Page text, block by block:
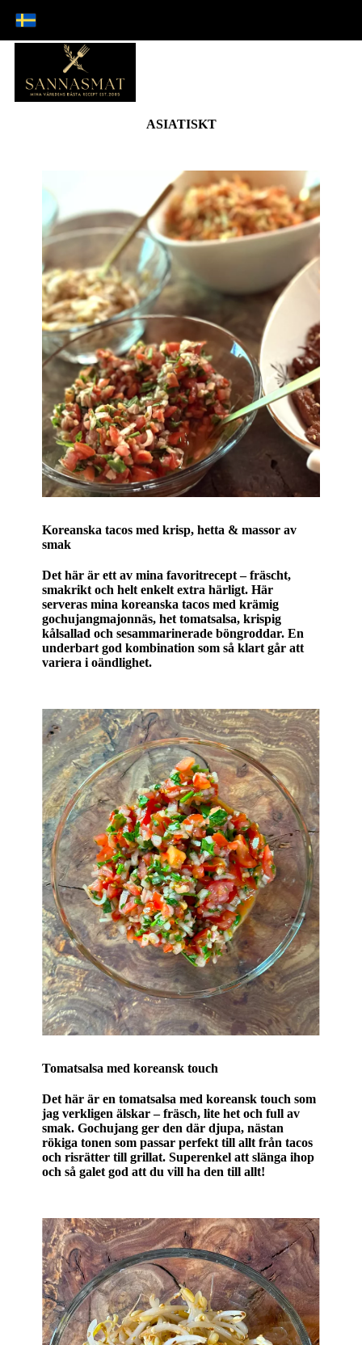
ASIATISKT
Koreanska tacos med krisp, hetta & massor av
smak
Det här är ett av mina favoritrecept – fräscht,
smakrikt och helt enkelt extra härligt. Här
serveras mina koreanska tacos med krämig
gochujangmajonnäs, het tomatsalsa, krispig
kålsallad och sesammarinerade böngroddar. En
underbart god kombination som så klart går att
variera i oändlighet.
Tomatsalsa med koreansk touch
Det här är en tomatsalsa med koreansk touch som
jag verkligen älskar – fräsch, lite het och full av
smak. Gochujang ger den där djupa, nästan
rökiga tonen som passar perfekt till allt från tacos
och risrätter till grillat. Superenkel att slänga ihop
och så galet god att du vill ha den till allt!